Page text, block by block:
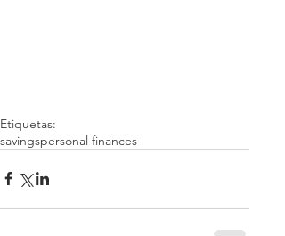
Etiquetas:
savingspersonal finances